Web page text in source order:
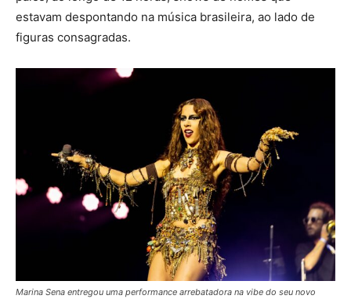
estavam despontando na música brasileira, ao lado de
figuras consagradas.
Marina Sena entregou uma performance arrebatadora na vibe do seu novo